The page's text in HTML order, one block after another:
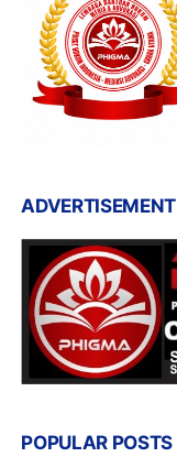
ADVERTISEMENT
POPULAR POSTS